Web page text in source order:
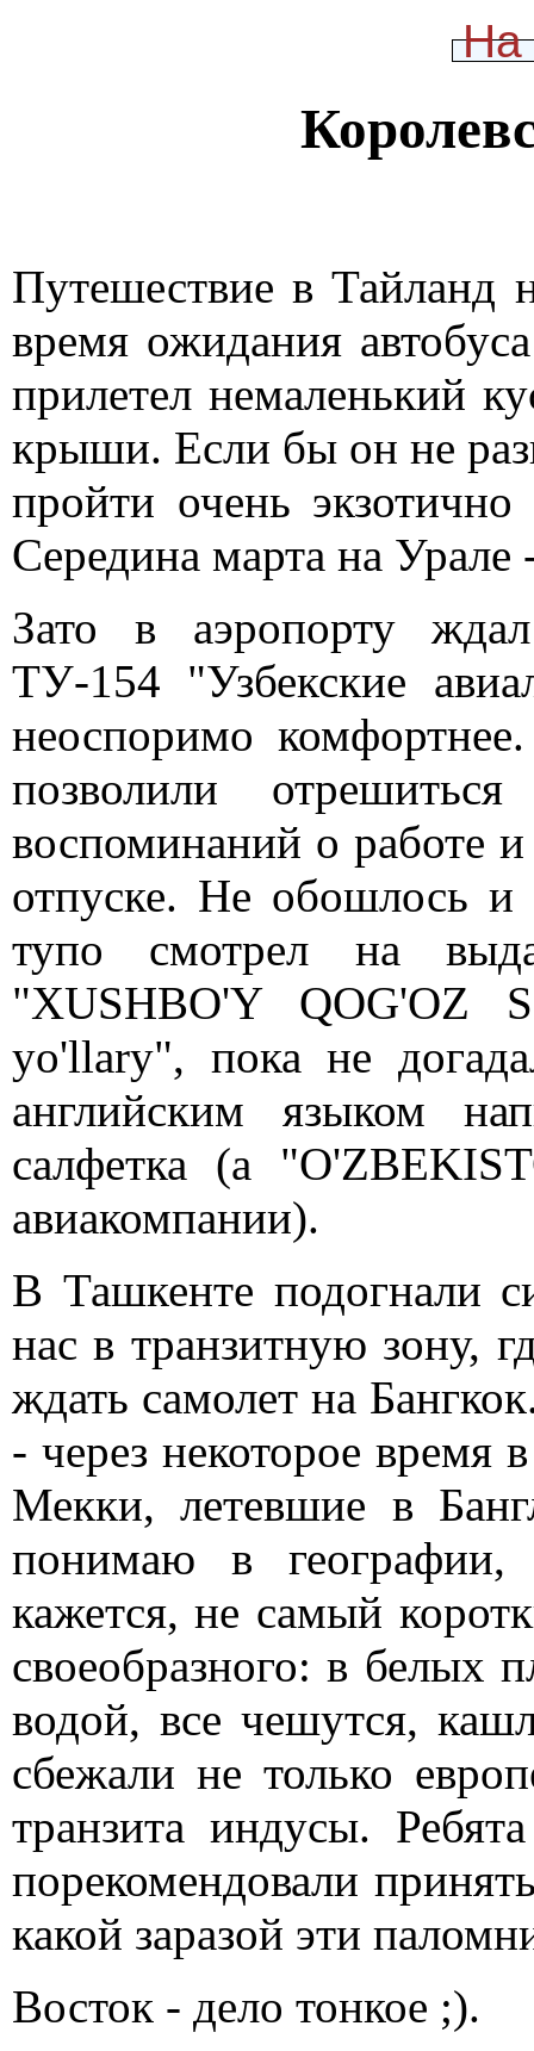
На
Путешествие в Тайланд
время ожидания
прилетел немаленький
крыши. Если бы он не
пройти очень
Середина марта на Урале
Зато в аэропорту
ТУ-154 "Узбекские
неоспоримо
позволили
воспоминаний о работе и
отпуске. Не обошлось и
тупо смотрел на
"XUSHBO'Y QOG'OZ
yo'llary", пока не
английским языком
салфетка (а
авиакомпании).
В Ташкенте подогнали
нас в транзитную зону,
ждать самолет на
- через некоторое время
Мекки, летевшие в
понимаю в
кажется, не самый
своеобразного: в белых
водой, все чешутся,
сбежали не только
транзита индусы.
порекомендовали
какой заразой эти
Восток - дело тонкое ;).